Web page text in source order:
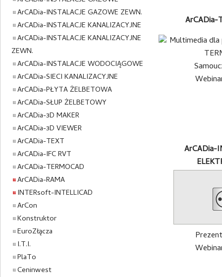
ArCADia-INSTALACJE GAZOWE ZEWN.
ArCADia-INSTALACJE KANALIZACYJNE
ArCADia-INSTALACJE KANALIZACYJNE
ZEWN.
ArCADia-INSTALACJE WODOCIĄGOWE
ArCADia-SIECI KANALIZACYJNE
ArCADia-PŁYTA ŻELBETOWA
ArCADia-SŁUP ŻELBETOWY
ArCADia-3D MAKER
ArCADia-3D VIEWER
ArCADia-TEXT
ArCADia-IFC RVT
ArCADia-TERMOCAD
ArCADia-RAMA
INTERsoft-INTELLICAD
ArCon
Konstruktor
EuroZłącza
I.T.I.
PlaTo
Ceninwest
ArCADia-
ArCADia-